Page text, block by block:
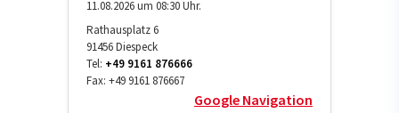
11.08.2026 um 08:30 Uhr.
Rathausplatz 6
91456Diespeck
Tel: +49 9161 876666
Fax: +49 9161 876667
Google Navigation